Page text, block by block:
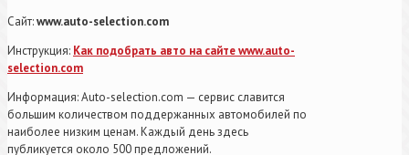
Сайт:www.auto-selection.com
Инструкция: Как подобрать авто на сайте www.auto-
selection.com
Информация: Аuto-selection.com — сервис славится
большим количеством поддержанных автомобилей по
наиболее низким ценам. Каждый день здесь
публикуется около 500 предложений.